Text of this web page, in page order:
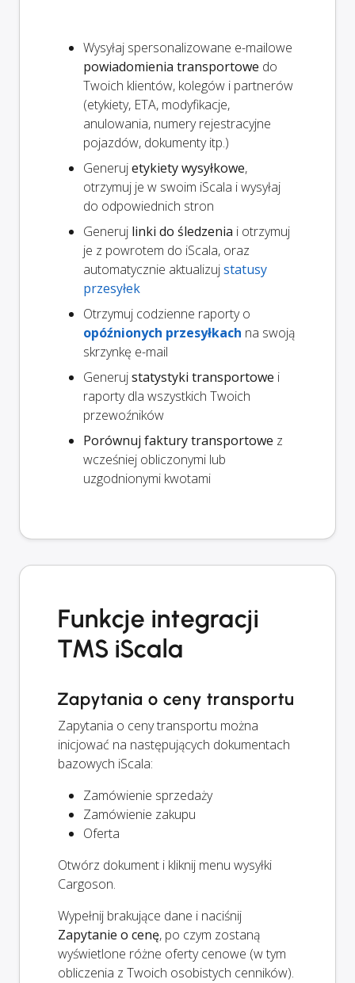
Wysyłaj spersonalizowane e-mailowe
powiadomienia transportowe do
Twoich klientów, kolegów i partnerów
(etykiety, ETA, modyfikacje,
anulowania, numery rejestracyjne
pojazdów, dokumenty itp.)
Generujetykiety wysyłkowe,
otrzymuj je w swoim iScala i wysyłaj
do odpowiednich stron
Generuj linki do śledzenia i otrzymuj
je z powrotem do iScala, oraz
automatycznie aktualizujstatusy
przesyłek
Otrzymuj codzienne raporty o
opóźnionych przesyłkach na swoją
skrzynkę e-mail
Generujstatystyki transportowe i
raporty dla wszystkich Twoich
przewoźników
Porównuj faktury transportowe z
wcześniej obliczonymi lub
uzgodnionymi kwotami
Funkcje integracji
TMS iScala
Zapytania o ceny transportu
Zapytania o ceny transportu można
inicjować na następujących dokumentach
bazowych iScala:
Zamówienie sprzedaży
Zamówienie zakupu
Oferta
Otwórz dokument i kliknij menu wysyłki
Cargoson.
Wypełnij brakujące dane i naciśnij
Zapytanie o cenę, po czym zostaną
wyświetlone różne oferty cenowe (w tym
obliczenia z Twoich osobistych cenników).